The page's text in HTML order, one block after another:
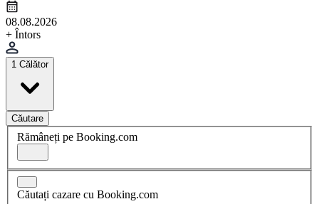
08.08.2026
+ Întors
1 Călător
Căutare
Rămâneți pe Booking.com
Căutați cazare cu Booking.com